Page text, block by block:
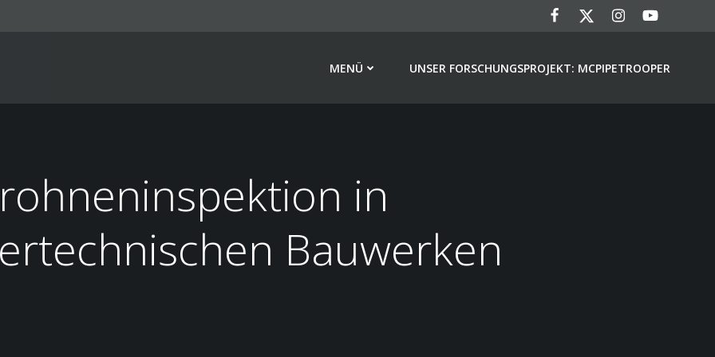
MENÜ UNSER FORSCHUNGSPROJEKT: MCPIPETROOPER
in
Bauwerken